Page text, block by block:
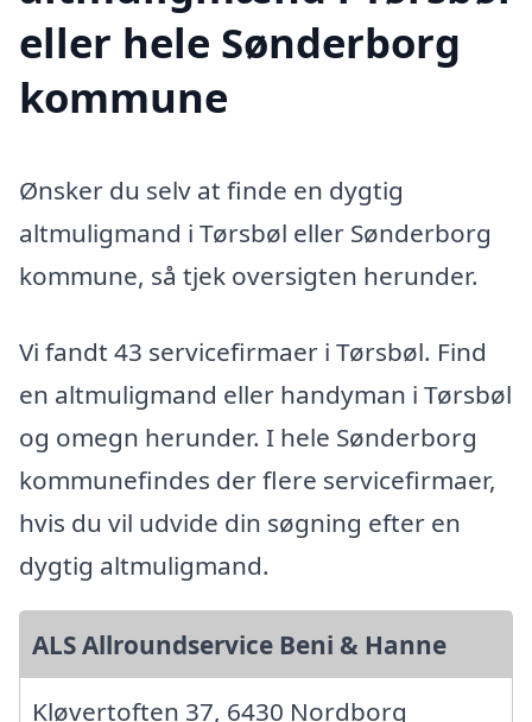
eller hele Sønderborg
kommune
Ønsker du selv at finde en dygtig
altmuligmand i Tørsbøl eller Sønderborg
kommune, så tjek oversigten herunder.
Vi fandt 43 servicefirmaer i Tørsbøl. Find
en altmuligmand eller handyman i Tørsbøl
og omegn herunder. I hele Sønderborg
kommunefindes der flere servicefirmaer,
hvis du vil udvide din søgning efter en
dygtig altmuligmand.
ALS Allroundservice Beni & Hanne
Kløvertoften 37, 6430 Nordborg